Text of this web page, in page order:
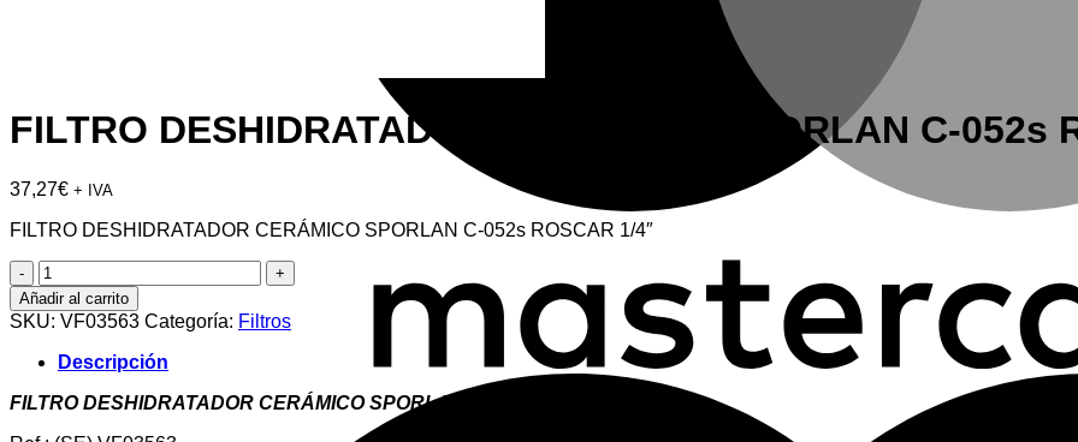
FILTRO DESHIDRATADOR CERÁMICO SPORLAN C-052s
37,27€ + IVA
FILTRO DESHIDRATADOR CERÁMICO SPORLAN C-052s ROSCAR 1/4″
FILTRO
DESHIDRATADOR
CERÁMICO
SPORLAN
C-
052s
ROSCAR
Añadir al carrito
SKU: VF03563 Categoría: Filtros
Descripción
FILTRO DESHIDRATADOR CERÁMICO SPORLAN C-052s ROSCAR 1/4″